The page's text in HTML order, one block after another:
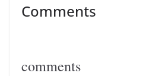
Comments
comments